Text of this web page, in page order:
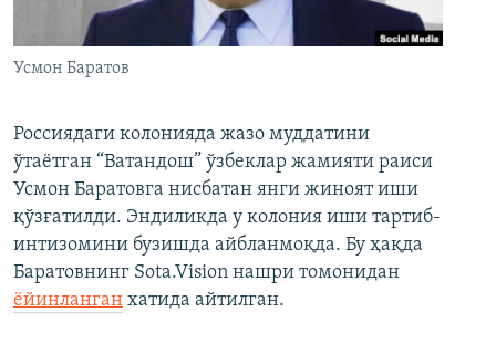
Усмон Баратов
Россиядаги колонияда жазо муддатини
ўтаётган “Ватандош” ўзбеклар жамияти раиси
Усмон Баратовга нисбатан янги жиноят иши
қўзғатилди. Эндиликда у колония иши тартиб-
интизомини бузишда айбланмоқда. Бу ҳақда
Баратовнинг Sota.Vision нашри томонидан
ёйинланган хатида айтилган.